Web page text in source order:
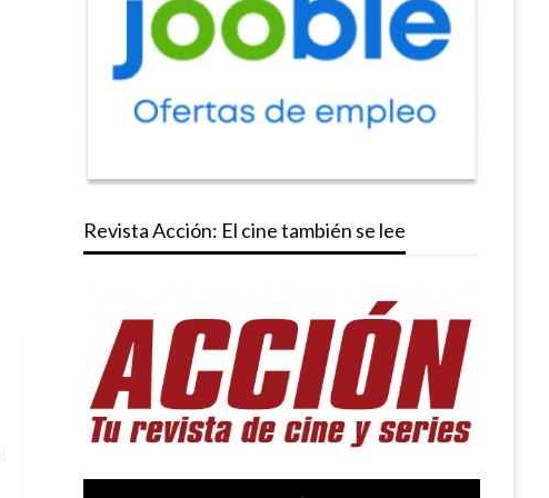
Revista Acción: El cine también se lee